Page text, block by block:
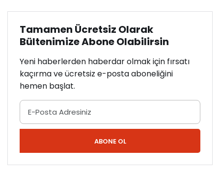
Tamamen Ücretsiz Olarak
Bültenimize Abone Olabilirsin
Yeni haberlerden haberdar olmak için fırsatı
kaçırma ve ücretsiz e-posta aboneliğini
hemen başlat.
ABONE OL